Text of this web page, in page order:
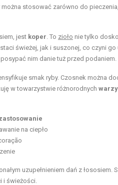
stosować zarówno do
jest koper . To zioło nie tylko
świeżej, jak i suszonej, co czyni
nim danie tuż przed podaniem.
smak ryby. Czosnek można
w towarzystwie różnorodnych
na ciepło
uzupełnieniem dań z
i świeżości.